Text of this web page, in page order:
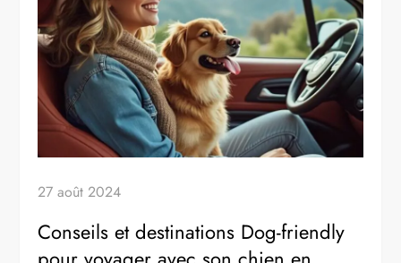
27 août 2024
Conseils et destinations Dog-friendly